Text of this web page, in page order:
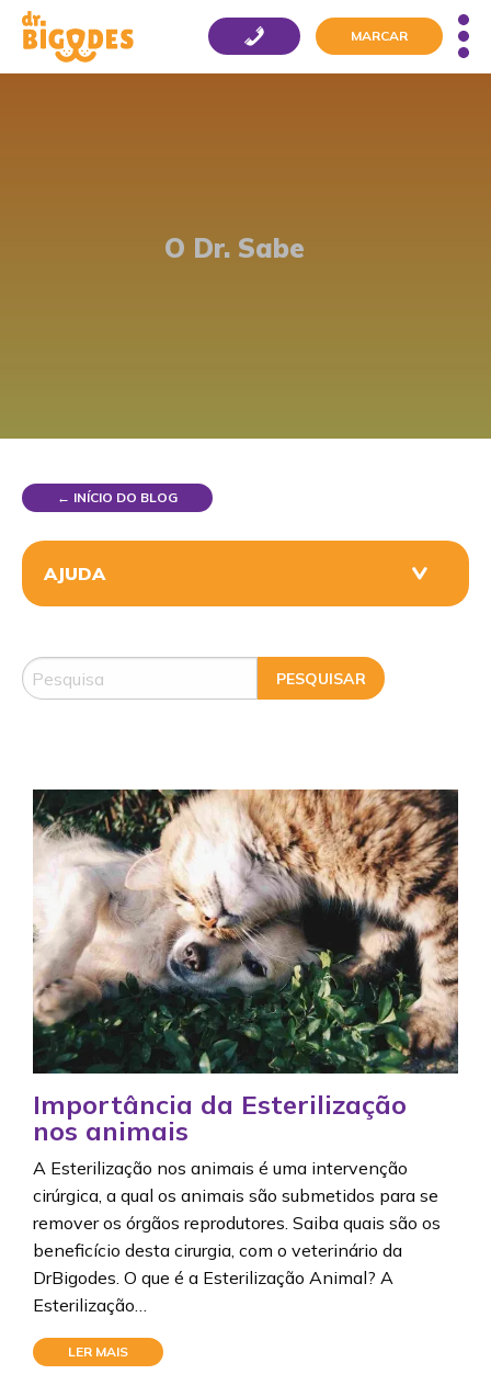
MARCAR
O Dr. Sabe
← INÍCIO DO BLOG
Importância da Esterilização
nos animais
A Esterilização nos animais é uma intervenção
cirúrgica, a qual os animais são submetidos para se
remover os órgãos reprodutores. Saiba quais são os
beneficício desta cirurgia, com o veterinário da
DrBigodes. O que é a Esterilização Animal? A
Esterilização…
LER MAIS